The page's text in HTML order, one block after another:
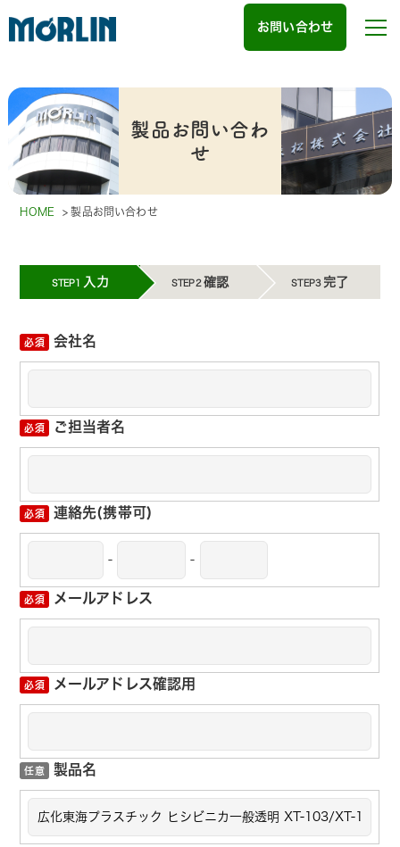
お問い合わせ
製品お問い合わ
せ
HOME > 製品お問い合わせ
STEP1 入力 STEP2 確認 STEP3 完了
会社名
ご担当者名
連絡先(携帯可)
- -
メールアドレス
メールアドレス確認用
製品名